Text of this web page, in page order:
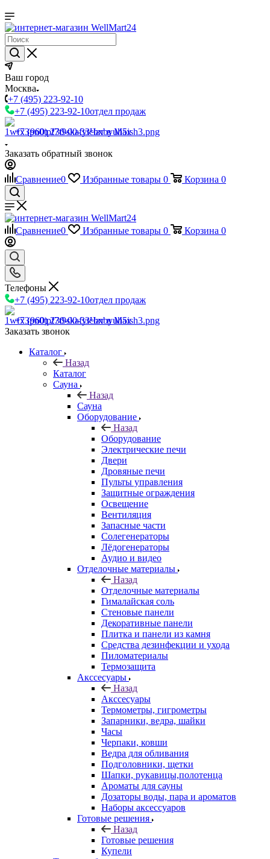
Ваш город
Москва
+7 (495) 223-92-10
+7 (495) 223-92-10отдел продаж
+7 (960) 230-00-33Чат в Max
Заказать обратный звонок
Сравнение0 Избранные товары 0 Корзина 0
Сравнение0 Избранные товары 0 Корзина 0
Телефоны
+7 (495) 223-92-10отдел продаж
+7 (960) 230-00-33Чат в Max
Заказать звонок
Каталог
Назад
Каталог
Сауна
Назад
Сауна
Оборудование
Назад
Оборудование
Электрические печи
Двери
Дровяные печи
Пульты управления
Защитные ограждения
Освещение
Вентиляция
Запасные части
Солегенераторы
Лёдогенераторы
Аудио и видео
Отделочные материалы
Назад
Отделочные материалы
Гималайская соль
Стеновые панели
Декоративные панели
Плитка и панели из камня
Средства дезинфекции и ухода
Пиломатериалы
Термозащита
Аксcесуары
Назад
Аксcесуары
Термометры, гигрометры
Запарники, ведра, шайки
Часы
Черпаки, ковши
Ведра для обливания
Подголовники, щетки
Шапки, рукавицы,полотенца
Ароматы для сауны
Дозаторы воды, пара и ароматов
Наборы аксессуаров
Готовые решения
Назад
Готовые решения
Купели